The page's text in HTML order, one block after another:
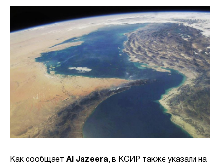
Как сообщает Al Jazeera, в КСИР также указали на